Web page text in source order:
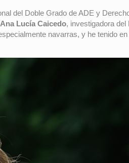
del Doble Grado de ADE y
Ana Lucía Caicedo, investigadora
navarras, y he tenido